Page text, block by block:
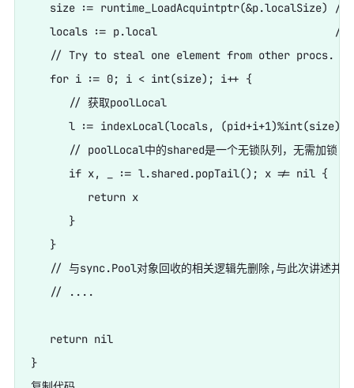
size := runtime_LoadAcquintptr(&p.localSize) //
locals := p.local                            //
   // Try to steal one element from other procs.
   for i := 0; i < int(size); i++ {
      // 获取poolLocal
      l := indexLocal(locals, (pid+i+1)%int(size))
// poolLocal中的shared是一个无锁队列，无需加锁，
      if x, _ := l.shared.popTail(); x != nil {
         return x
      }
   }
// 与sync.Pool对象回收的相关逻辑先删除,与此次讲述并
   // ....
   return nil
}